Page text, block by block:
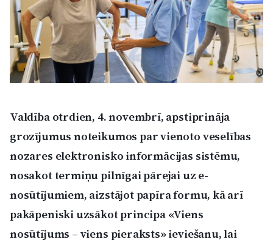
Video
Vieta
Sludinājumi
Reklāma
Politiskā reklāma
Valdība otrdien, 4. novembrī, apstiprināja
grozījumus noteikumos par vienoto veselības
nozares elektronisko informācijas sistēmu,
nosakot termiņu pilnīgai pārejai uz e-
nosūtījumiem, aizstājot papīra formu, kā arī
pakāpeniski uzsākot principa «Viens
nosūtījums – viens pieraksts» ieviešanu, lai